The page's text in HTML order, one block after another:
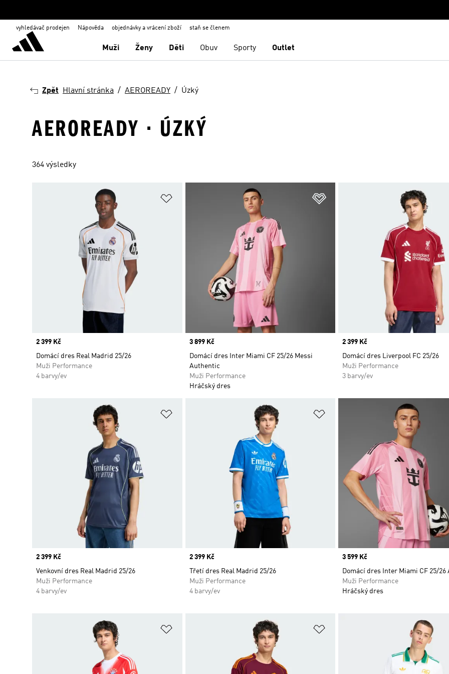
vyhledávač prodejen Nápověda objednávky a vrácení zboží staň se členem
Muži Ženy Děti Obuv Sporty Outlet
Zpět Hlavní stránka AEROREADY Úzký
AEROREADY · ÚZKÝ
364 výsledky
Přidat do seznamu přání
Price
2 399 Kč
Domácí dres Real Madrid 25/26
Muži Performance
4 barvy/ev
Přidat do seznamu přání
Price
3 899 Kč
Domácí dres Inter Miami CF 25/26 Messi
Authentic
Muži Performance
Hráčský dres
Price
2 399 Kč
Domácí dres Liverpool FC 25/26
Muži Performance
3 barvy/ev
Přidat do seznamu přání
Price
2 399 Kč
Venkovní dres Real Madrid 25/26
Muži Performance
4 barvy/ev
Přidat do seznamu přání
Price
2 399 Kč
Třetí dres Real Madrid 25/26
Muži Performance
4 barvy/ev
Price
3 599 Kč
Domácí dres Inter Miami CF 25/26
Muži Performance
Hráčský dres
Přidat do seznamu přání Přidat do seznamu přání